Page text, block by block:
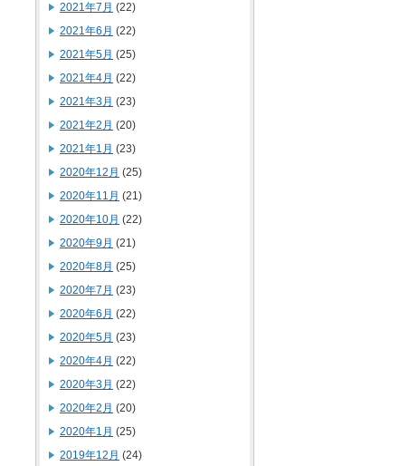
2021年7月 (22)
2021年6月 (22)
2021年5月 (25)
2021年4月 (22)
2021年3月 (23)
2021年2月 (20)
2021年1月 (23)
2020年12月 (25)
2020年11月 (21)
2020年10月 (22)
2020年9月 (21)
2020年8月 (25)
2020年7月 (23)
2020年6月 (22)
2020年5月 (23)
2020年4月 (22)
2020年3月 (22)
2020年2月 (20)
2020年1月 (25)
2019年12月 (24)